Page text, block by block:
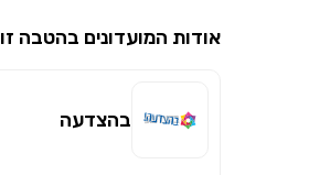
אודות המועדונים בהטבה זו
בהצדעה